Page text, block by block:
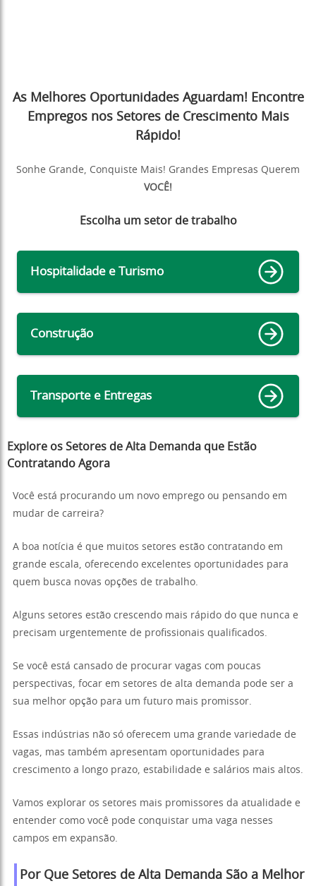
As Melhores Oportunidades Aguardam! Encontre
Empregos nos Setores de Crescimento Mais
Rápido!
Sonhe Grande, Conquiste Mais! Grandes Empresas Querem
VOCÊ!
Escolha um setor de trabalho
Hospitalidade e Turismo
Construção
Transporte e Entregas
Explore os Setores de Alta Demanda que Estão
Contratando Agora
Você está procurando um novo emprego ou pensando em
mudar de carreira?
A boa notícia é que muitos setores estão contratando em
grande escala, oferecendo excelentes oportunidades para
quem busca novas opções de trabalho.
Alguns setores estão crescendo mais rápido do que nunca e
precisam urgentemente de profissionais qualificados.
Se você está cansado de procurar vagas com poucas
perspectivas, focar em setores de alta demanda pode ser a
sua melhor opção para um futuro mais promissor.
Essas indústrias não só oferecem uma grande variedade de
vagas, mas também apresentam oportunidades para
crescimento a longo prazo, estabilidade e salários mais altos.
Vamos explorar os setores mais promissores da atualidade e
entender como você pode conquistar uma vaga nesses
campos em expansão.
Por Que Setores de Alta Demanda São a Melhor